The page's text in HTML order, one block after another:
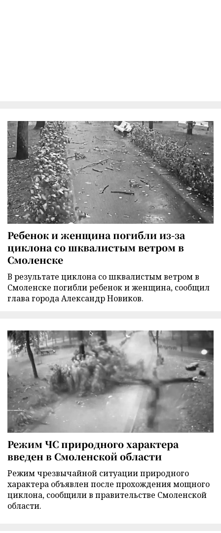
Ребенок и женщина погибли из-за
циклона со шквалистым ветром в
Смоленске
В результате циклона со шквалистым ветром в
Смоленске погибли ребенок и женщина, сообщил
глава города Александр Новиков.
Режим ЧС природного характера
введен в Смоленской области
Режим чрезвычайной ситуации природного
характера объявлен после прохождения мощного
циклона, сообщили в правительстве Смоленской
области.